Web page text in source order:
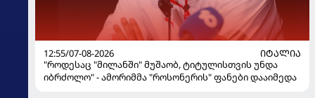
12:55/07-08-2026
ᲘᲢᲐᲚᲘᲐ
"როდესაც "მილანში" მუშაობ, ტიტულისთვის უნდა
იბრძოლო" - ამორიმმა "როსონერის" ფანები დააიმედა